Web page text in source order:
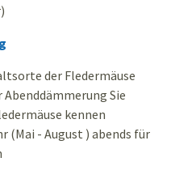
der Fledermäuse
Sie
kennen
(Mai - August ) abends für